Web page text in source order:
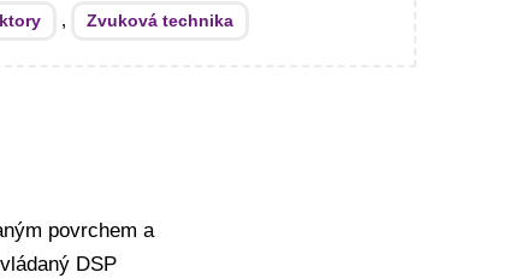
, Zvuková technika
povrchem a
DSP